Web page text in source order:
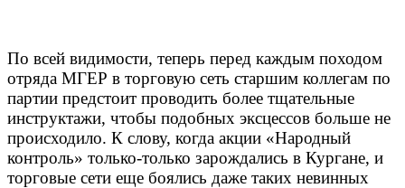
По всей видимости, теперь перед каждым походом
отряда МГЕР в торговую сеть старшим коллегам по
партии предстоит проводить более тщательные
инструктажи, чтобы подобных эксцессов больше не
происходило. К слову, когда акции «Народный
контроль» только-только зарождались в Кургане, и
торговые сети еще боялись даже таких невинных